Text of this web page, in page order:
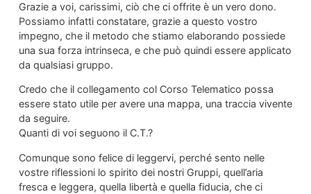
Grazie a voi, carissimi, ciò che ci offrite è un vero dono.
Possiamo infatti constatare, grazie a questo vostro
impegno, che il metodo che stiamo elaborando possiede
una sua forza intrinseca, e che può quindi essere applicato
da qualsiasi gruppo.
Credo che il collegamento col Corso Telematico possa
essere stato utile per avere una mappa, una traccia vivente
da seguire.
Quanti di voi seguono il C.T.?
Comunque sono felice di leggervi, perché sento nelle
vostre riflessioni lo spirito dei nostri Gruppi, quell’aria
fresca e leggera, quella libertà e quella fiducia, che ci